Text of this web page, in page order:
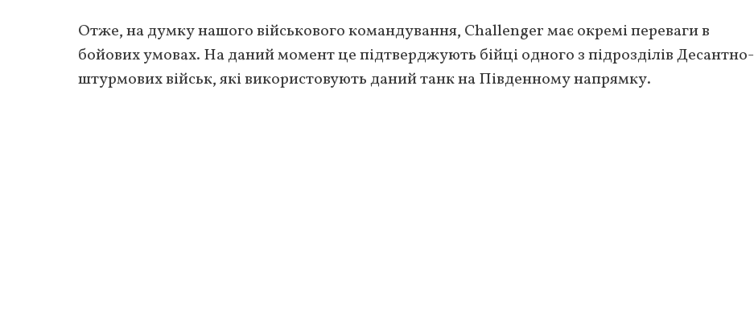
Отже, на думку нашого військового командування, Challenger має окремі переваги в
бойових умовах. На даний момент це підтверджують бійці одного з підрозділів Десантно-
штурмових військ, які використовують даний танк на Південному напрямку.